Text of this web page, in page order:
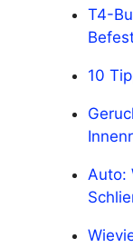
T4-
10
Auto: